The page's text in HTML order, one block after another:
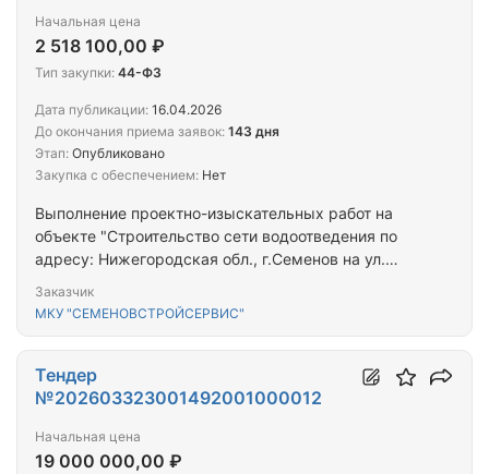
Выполнение проектно-изыскательных работ на
объекте "Строительство сети водоотведения по
адресу: Нижегородская обл., г.Семенов на ул.
Лесная, ул. Завьялова, ул. О.Кошевого, ул.
Сосновая, ул. Зеленая, ул. Осипова"
Заказчик
МКУ "СЕМЕНОВСТРОЙСЕРВИС"
Начальная цена
2 518 100,00 ₽
Тип закупки: 44-ФЗ
Дата публикации: 16.04.2026
До окончания приема заявок: 143 дня
Этап: Опубликовано
Закупка с обеспечением: Нет
Тендер
№202603323001492001000012
Начальная цена
19 000 000,00 ₽